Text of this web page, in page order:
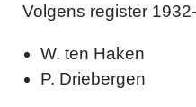
Volgens register
W. ten Haken
P. Driebergen